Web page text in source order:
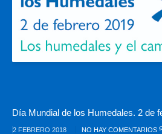
Día Mundial de los Humedales. 2 de
2 FEBRERO 2018 NO HAY COMENTARIOS